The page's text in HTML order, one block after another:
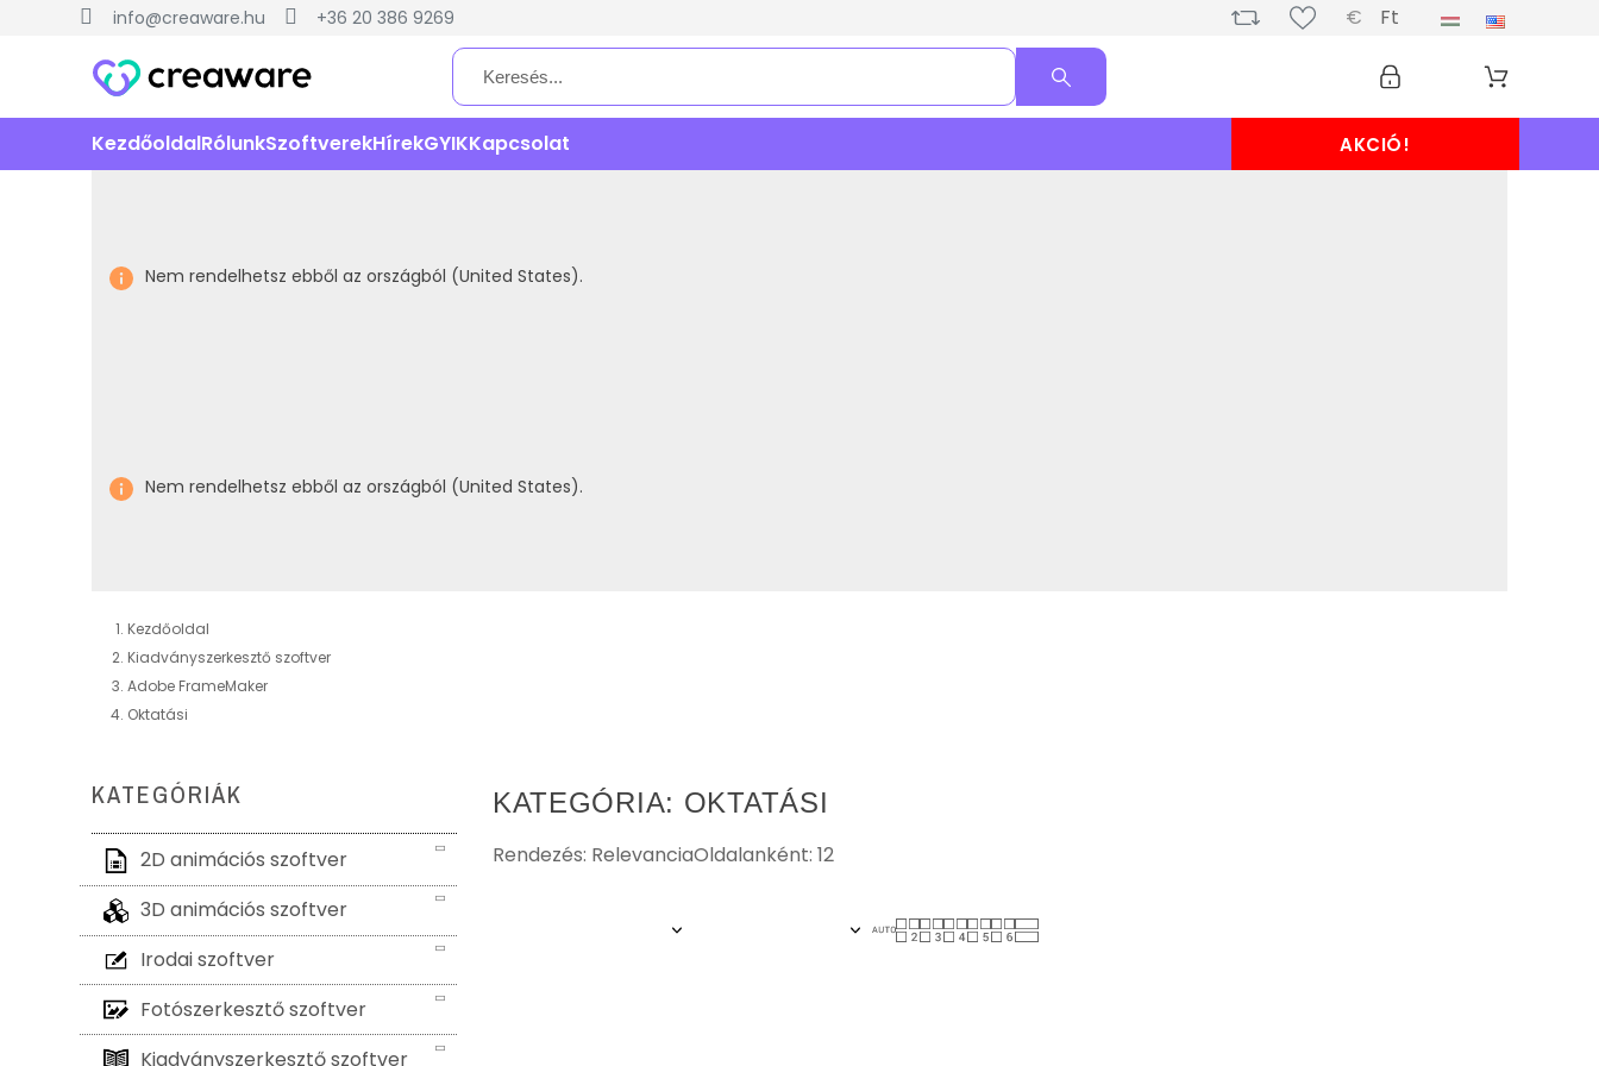
info@creaware.hu +36 20 386 9269 € Ft
KezdőoldalRólunkSzoftverekHírekGYIKKapcsolat AKCIÓ!
Nem rendelhetsz ebből az országból (United States).
Nem rendelhetsz ebből az országból (United States).
Kezdőoldal
Kiadványszerkesztő szoftver
Adobe FrameMaker
Oktatási
KATEGÓRIÁK
2D animációs szoftver
3D animációs szoftver
Irodai szoftver
Fotószerkesztő szoftver
Kiadványszerkesztő szoftver
KATEGÓRIA: OKTATÁSI
Rendezés: RelevanciaOldalanként: 12